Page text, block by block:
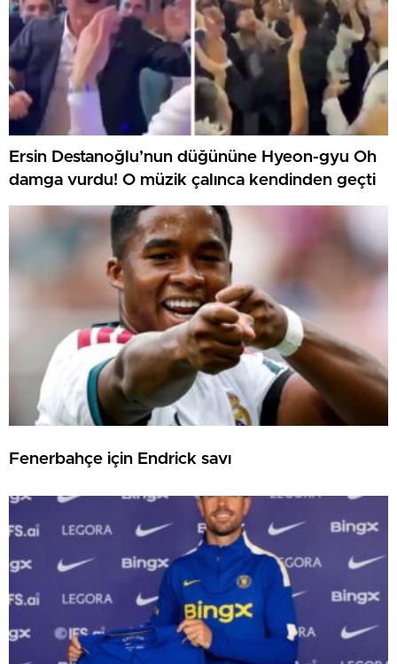
Ersin Destanoğlu’nun düğününe Hyeon-gyu Oh
damga vurdu! O müzik çalınca kendinden geçti
Fenerbahçe için Endrick savı